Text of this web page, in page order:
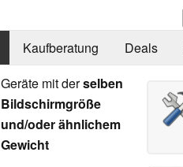
Kaufberatung Deals
Geräte mit derselben
Bildschirmgröße
und/oder ähnlichem
Gewicht